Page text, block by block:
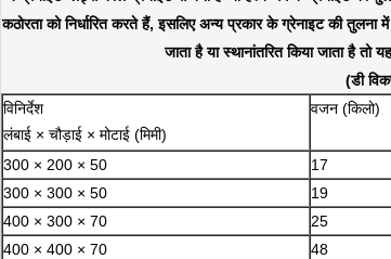
कठोरता को निर्धारित करते हैं, इसलिए अन्य प्रकार के ग्रेनाइट की
जाता है या स्थानांतरित किया जाता है
(डी
विनिर्देश
लंबाई × चौड़ाई × मोटाई (मिमी)
वजन (किलो)
300 × 200 × 50
17
300 × 300 × 50
19
400 × 300 × 70
25
400 × 400 × 70
48